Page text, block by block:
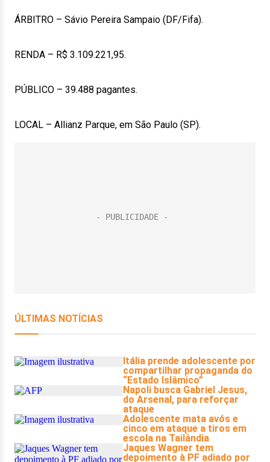
ÁRBITRO – Sávio Pereira Sampaio (DF/Fifa).
RENDA – R$ 3.109.221,95.
PÚBLICO – 39.488 pagantes.
LOCAL – Allianz Parque, em São Paulo (SP).